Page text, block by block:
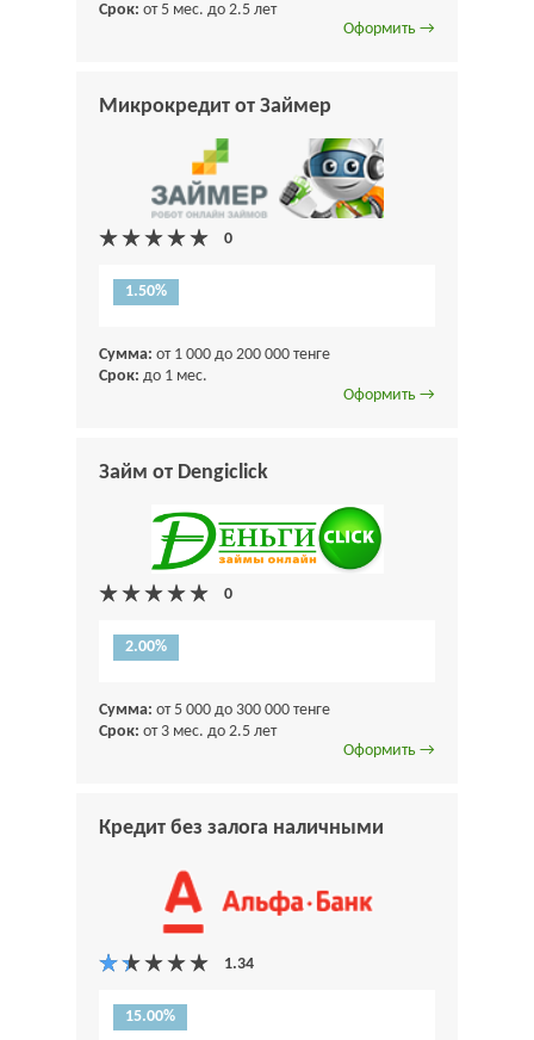
Срок: от 5 мес. до 2.5 лет
Оформить →
Микрокредит от Займер
1.50%
Сумма: от 1 000 до 200 000 тенге
Срок: до 1 мес.
Оформить →
Займ от Dengiclick
2.00%
Сумма: от 5 000 до 300 000 тенге
Срок: от 3 мес. до 2.5 лет
Оформить →
Кредит без залога наличными
15.00%